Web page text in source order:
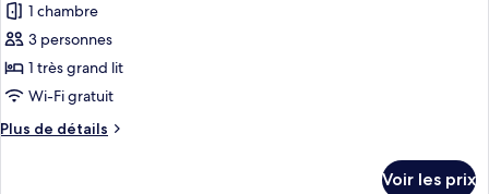
pour
ce
type
de
chambre :
Chambre
1 chambre
3 personnes
1 très grand lit
Wi-Fi gratuit
Plus de détails
Plus
Voir les prix